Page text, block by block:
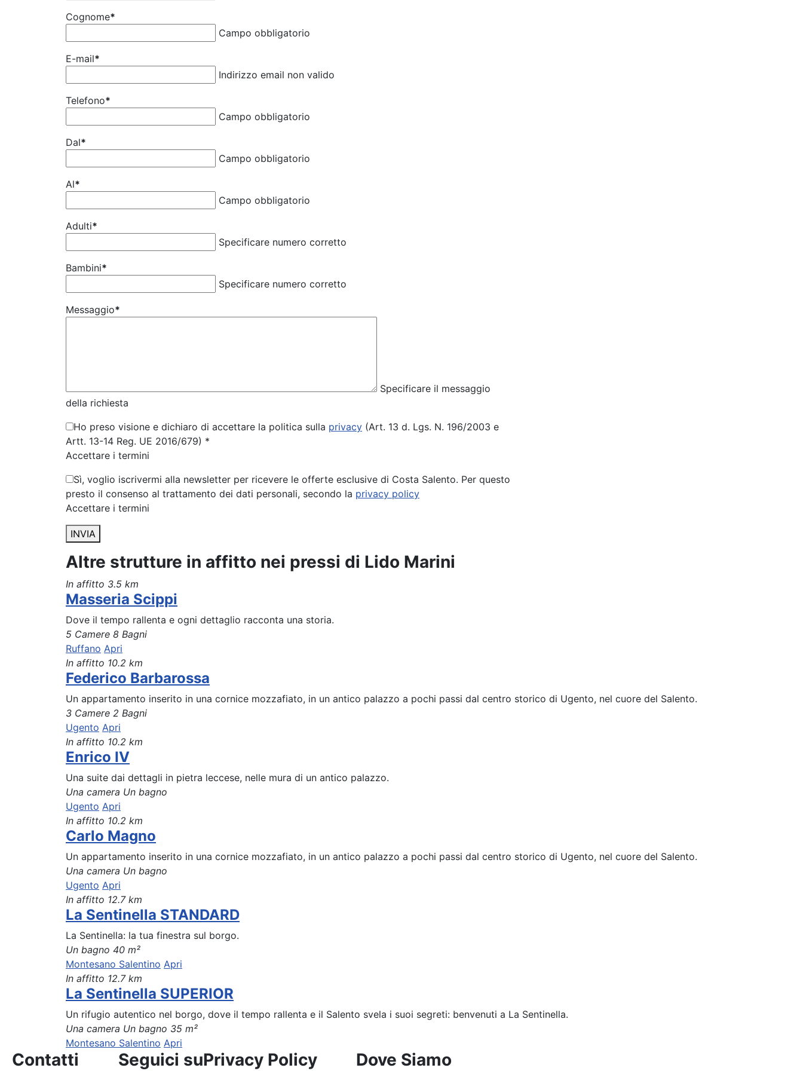
Cognome*
Campo obbligatorio
E-mail*
Indirizzo email non valido
Telefono*
Campo obbligatorio
Dal*
Campo obbligatorio
Al*
Campo obbligatorio
Adulti*
Specificare numero corretto
Bambini*
Specificare numero corretto
Messaggio*
Specificare il messaggio
della richiesta
Ho preso visione e dichiaro di accettare la politica sulla privacy (Art. 13 d. Lgs. N. 196/2003 e
Artt. 13-14 Reg. UE 2016/679) *
Accettare i termini
Sì, voglio iscrivermi alla newsletter per ricevere le offerte esclusive di Costa Salento. Per questo
presto il consenso al trattamento dei dati personali, secondo la privacy policy
Accettare i termini
INVIA
Altre strutture in affitto nei pressi di Lido Marini
In affitto 3.5 km
Masseria Scippi
Dove il tempo rallenta e ogni dettaglio racconta una storia.
5 Camere 8 Bagni
Ruffano Apri
In affitto 10.2 km
Federico Barbarossa
Un appartamento inserito in una cornice mozzafiato, in un antico palazzo a pochi passi dal centro storico di Ugento, nel cuore del Salento.
3 Camere 2 Bagni
Ugento Apri
In affitto 10.2 km
Enrico IV
Una suite dai dettagli in pietra leccese, nelle mura di un antico palazzo.
Una camera Un bagno
Ugento Apri
In affitto 10.2 km
Carlo Magno
Un appartamento inserito in una cornice mozzafiato, in un antico palazzo a pochi passi dal centro storico di Ugento, nel cuore del Salento.
Una camera Un bagno
Ugento Apri
In affitto 12.7 km
La Sentinella STANDARD
La Sentinella: la tua finestra sul borgo.
Un bagno 40 m²
Montesano Salentino Apri
In affitto 12.7 km
La Sentinella SUPERIOR
Un rifugio autentico nel borgo, dove il tempo rallenta e il Salento svela i suoi segreti: benvenuti a La Sentinella.
Una camera Un bagno 35 m²
Montesano Salentino Apri
Contatti Seguici suPrivacy Policy Dove Siamo